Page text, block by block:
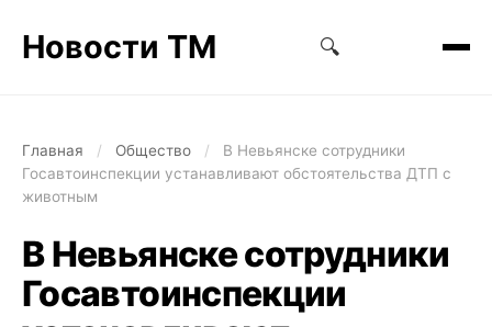
Новости ТМ 🔍
Главная / Общество /
В Невьянске сотрудники
Госавтоинспекции устанавливают обстоятельства ДТП с
животным
В Невьянске сотрудники
Госавтоинспекции